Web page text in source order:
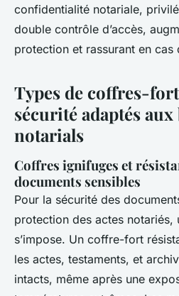
confidentialité notariale,
double contrôle d’accès,
protection et rassurant en cas
Types de coffres-
sécurité adaptés
notarials
Coffres ignifuges et
documents sensibles
Pour la sécurité des
protection des actes notariés,
s’impose. Un coffre-fort
les actes, testaments, et
intacts, même après une